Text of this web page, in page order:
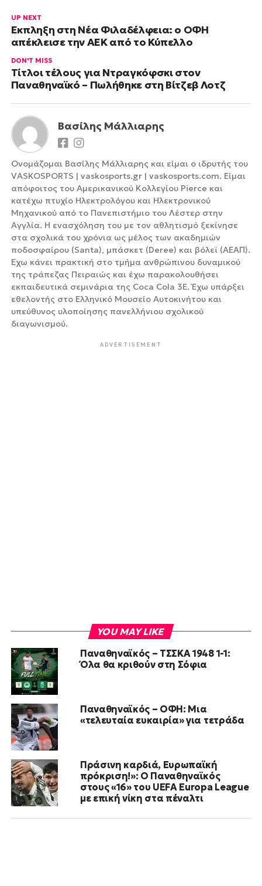
UP NEXT
Έκπληξη στη Νέα Φιλαδέλφεια: ο ΟΦΗ
απέκλεισε την ΑΕΚ από το Κύπελλο
DON'T MISS
Τίτλοι τέλους για Ντραγκόφσκι στον
Παναθηναϊκό – Πωλήθηκε στη Βίτζεβ Λοτζ
Βασίλης Μάλλιαρης
Ονομάζομαι Βασίλης Μάλλιαρης και είμαι ο ιδρυτής του
VASKOSPORTS | vaskosports.gr | vaskosports.com. Είμαι
απόφοιτος του Αμερικανικού Κολλεγίου Pierce και
κατέχω πτυχίο Ηλεκτρολόγου και Ηλεκτρονικού
Μηχανικού από το Πανεπιστήμιο του Λέστερ στην
Αγγλία. Η ενασχόληση του με τον αθλητισμό ξεκίνησε
στα σχολικά του χρόνια ως μέλος των ακαδημιών
ποδοσφαίρου (Santa), μπάσκετ (Deree) και βόλεϊ (ΑΕΑΠ).
Έχω κάνει πρακτική στο τμήμα ανθρώπινου δυναμικού
της τράπεζας Πειραιώς και έχω παρακολουθήσει
εκπαιδευτικά σεμινάρια της Coca Cola 3Ε. Έχω υπάρξει
εθελοντής στο Ελληνικό Μουσείο Αυτοκινήτου και
υπεύθυνος υλοποίησης πανελλήνιου σχολικού
διαγωνισμού.
ADVERTISEMENT
YOU MAY LIKE
Παναθηναϊκός – ΤΣΣΚΑ 1948 1-1:
Όλα θα κριθούν στη Σόφια
Παναθηναϊκός – ΟΦΗ: Μια
«τελευταία ευκαιρία» για τετράδα
Πράσινη καρδιά, Ευρωπαϊκή
πρόκριση!»: Ο Παναθηναϊκός
στους «16» του UEFA Europa League
με επική νίκη στα πέναλτι